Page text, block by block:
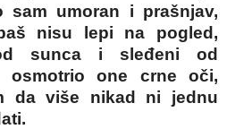
sam umoran i prašnjav,
nisu lepi na pogled,
sunca i sleđeni od
osmotrio one crne oči,
da više nikad ni jednu